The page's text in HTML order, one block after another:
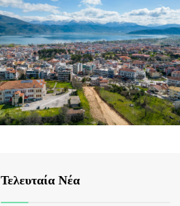
Τελευταία Νέα